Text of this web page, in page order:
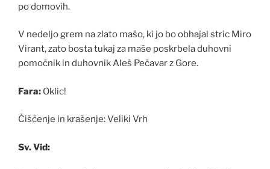
po domovih.
V nedeljo grem na zlato mašo, ki jo bo obhajal stric Miro
Virant, zato bosta tukaj za maše poskrbela duhovni
pomočnik in duhovnik Aleš Pečavar z Gore.
Fara: Oklic!
Čiščenje in krašenje: Veliki Vrh
Sv. Vid: